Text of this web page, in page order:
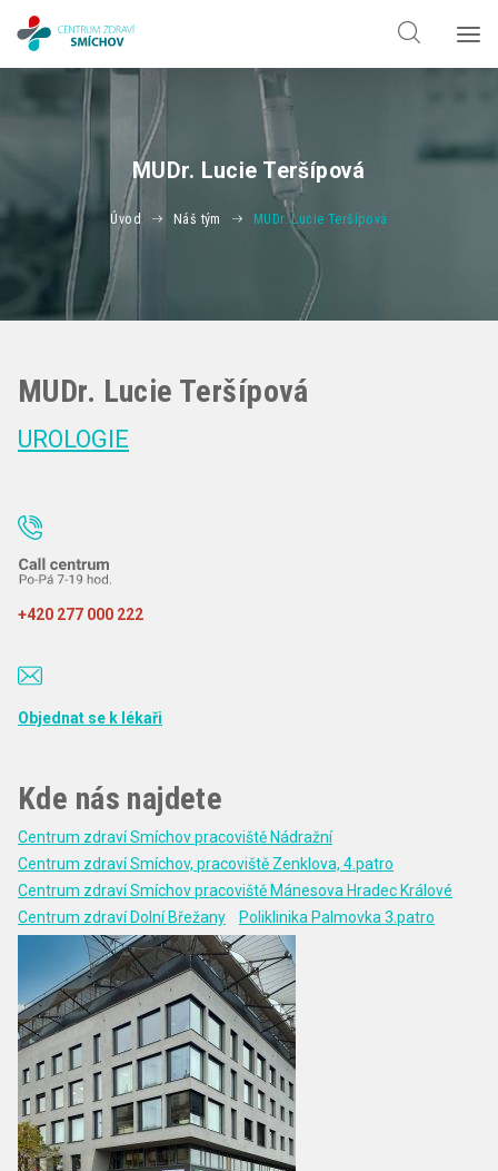
MUDr. Lucie Teršípová
Úvod Náš tým MUDr. Lucie Teršípová
MUDr. Lucie Teršípová
UROLOGIE
+420 277 000 222
Objednat se k lékaři
Kde nás najdete
Centrum zdraví Smíchov pracoviště Nádražní
Centrum zdraví Smíchov, pracoviště Zenklova, 4.patro
Centrum zdraví Smíchov pracoviště Mánesova Hradec Králové
Centrum zdraví Dolní Břežany
Poliklinika Palmovka 3.patro